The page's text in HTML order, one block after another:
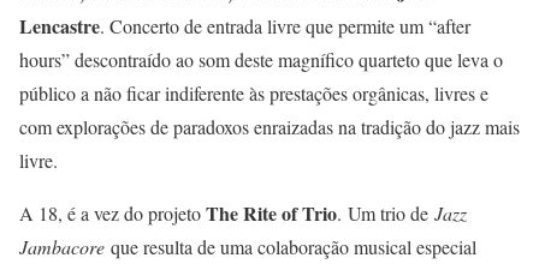
Lencastre. Concerto de entrada livre que permite um “after
hours” descontraído ao som deste magnífico quarteto que leva o
público a não ficar indiferente às prestações orgânicas, livres e
com explorações de paradoxos enraizadas na tradição do jazz mais
livre.
A 18, é a vez do projetoThe Rite of Trio. Um trio de Jazz
Jambacore que resulta de uma colaboração musical especial